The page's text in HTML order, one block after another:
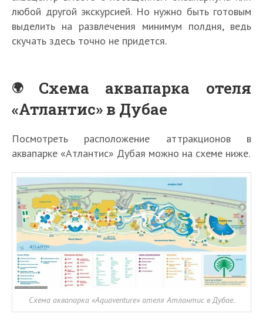
любой другой экскурсией. Но нужно быть готовым
выделить на развлечения минимум полдня, ведь
скучать здесь точно не придется.
Схема аквапарка отеля
«Атлантис» в Дубае
Посмотреть расположение аттракционов в
аквапарке «Атлантис» Дубая можно на схеме ниже.
Схема аквапарка «Aquaventure» отеля Атлантис в Дубае.